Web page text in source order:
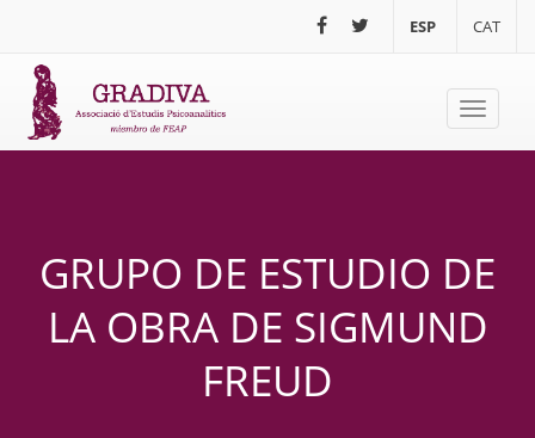
ESP CAT
Toggle
GRUPO DE ESTUDIO DE
LA OBRA DE SIGMUND
FREUD